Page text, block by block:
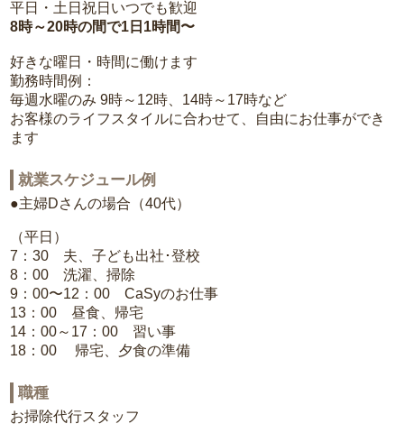
平日・土日祝日いつでも歓迎
8時～20時の間で1日1時間〜
好きな曜日・時間に働けます
勤務時間例：
毎週水曜のみ 9時～12時、14時～17時など
お客様のライフスタイルに合わせて、自由にお仕事ができ
ます
就業スケジュール例
●主婦Dさんの場合（40代）
（平日）
7：30 夫、子ども出社･登校
8：00 洗濯、掃除
9：00〜12：00 CaSyのお仕事
13：00 昼食、帰宅
14：00～17：00 習い事
18：00 帰宅、夕食の準備
職種
お掃除代行スタッフ